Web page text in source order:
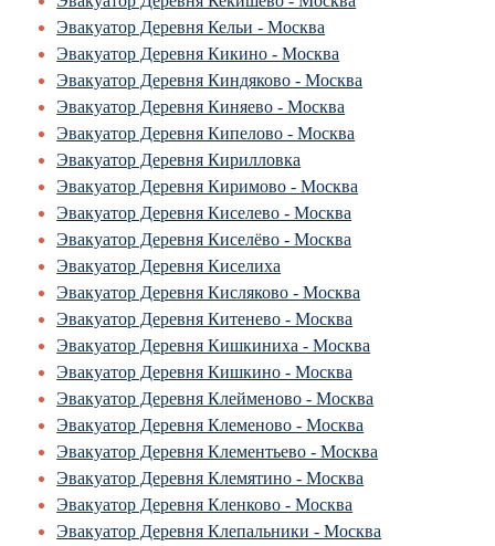
Эвакуатор Деревня Кельи - Москва
Эвакуатор Деревня Кикино - Москва
Эвакуатор Деревня Киндяково - Москва
Эвакуатор Деревня Киняево - Москва
Эвакуатор Деревня Кипелово - Москва
Эвакуатор Деревня Кирилловка
Эвакуатор Деревня Киримово - Москва
Эвакуатор Деревня Киселево - Москва
Эвакуатор Деревня Киселёво - Москва
Эвакуатор Деревня Киселиха
Эвакуатор Деревня Кисляково - Москва
Эвакуатор Деревня Китенево - Москва
Эвакуатор Деревня Кишкиниха - Москва
Эвакуатор Деревня Кишкино - Москва
Эвакуатор Деревня Клейменово - Москва
Эвакуатор Деревня Клеменово - Москва
Эвакуатор Деревня Клементьево - Москва
Эвакуатор Деревня Клемятино - Москва
Эвакуатор Деревня Кленково - Москва
Эвакуатор Деревня Клепальники - Москва